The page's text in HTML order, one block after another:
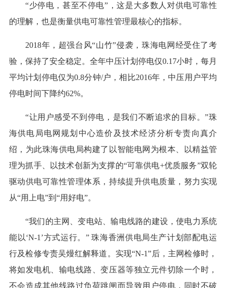
“少停电，甚至不停电”，这是大多数人对供电可靠性
的理解，也是衡量供电可靠性管理最核心的指标。
2018年，超强台风“山竹”侵袭，珠海电网经受住了考
验，保持了安全稳定。全年中压计划停电仅0.17小时，每月
平均计划停电仅为0.8分钟/户，相比2016年，中压用户平均
停电时间下降约62%。
“让用户感受不到停电，是我们不断追求的目标。”珠
海供电局电网规划中心造价及技术经济分析专责向真介
绍，为此珠海供电局构建了以智能电网为根本、以精益管
理为抓手、以技术创新为支撑的“可靠供电+优质服务”双轮
驱动供电可靠性管理体系，持续提升供电质量，努力实现
从“用上电”到“用好电”。
“我们的主网、变电站、输电线路的建设，使电力系统
能以‘N-1’方式运行。” 珠海香洲供电局生产计划部配电运
行及检修专责吴熳红解释道。实现“N-1”后，主网检修时，
将如发电机、输电线路、变压器等独立元件切除一个时，
不会造成其他线路过负荷跳闸而导致用户停电，同时不破